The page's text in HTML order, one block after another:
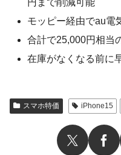
モッピー経由でau電
合計で25,000円相当
在庫がなくなる前に
スマホ特価 iPhone15